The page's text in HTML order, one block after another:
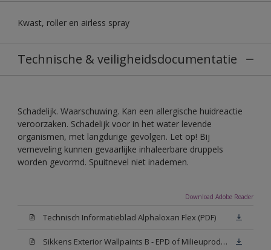
Kwast, roller en airless spray
Technische & veiligheidsdocumentatie
Schadelijk. Waarschuwing. Kan een allergische huidreactie
veroorzaken. Schadelijk voor in het water levende
organismen, met langdurige gevolgen. Let op! Bij
verneveling kunnen gevaarlijke inhaleerbare druppels
worden gevormd. Spuitnevel niet inademen.
Download Adobe Reader
Technisch Informatieblad Alphaloxan Flex (PDF)
Sikkens Exterior Wallpaints B - EPD of Milieuproductverklaring